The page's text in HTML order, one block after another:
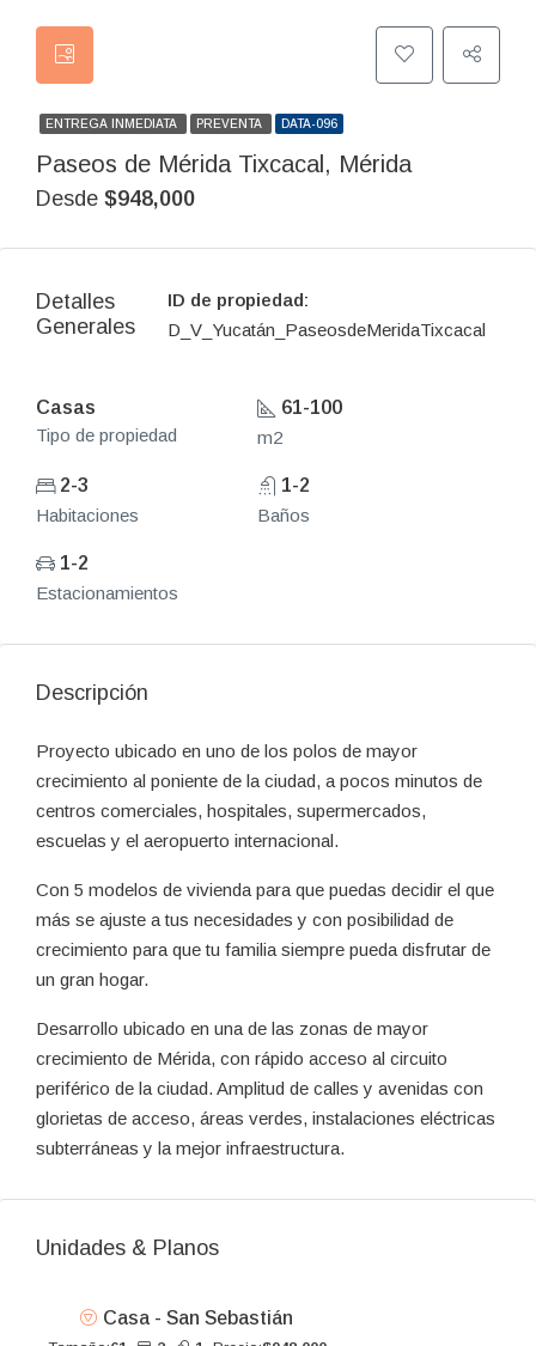
ENTREGA INMEDIATA PREVENTA DATA-096
Paseos de Mérida Tixcacal, Mérida
Desde $948,000
Detalles
Generales
ID de propiedad:
D_V_Yucatán_PaseosdeMeridaTixcacal
Casas
Tipo de propiedad
61-100
m2
2-3
Habitaciones
1-2
Baños
1-2
Estacionamientos
Descripción
Proyecto ubicado en uno de los polos de mayor
crecimiento al poniente de la ciudad, a pocos minutos de
centros comerciales, hospitales, supermercados,
escuelas y el aeropuerto internacional.
Con 5 modelos de vivienda para que puedas decidir el que
más se ajuste a tus necesidades y con posibilidad de
crecimiento para que tu familia siempre pueda disfrutar de
un gran hogar.
Desarrollo ubicado en una de las zonas de mayor
crecimiento de Mérida, con rápido acceso al circuito
periférico de la ciudad. Amplitud de calles y avenidas con
glorietas de acceso, áreas verdes, instalaciones eléctricas
subterráneas y la mejor infraestructura.
Unidades & Planos
Casa - San Sebastián